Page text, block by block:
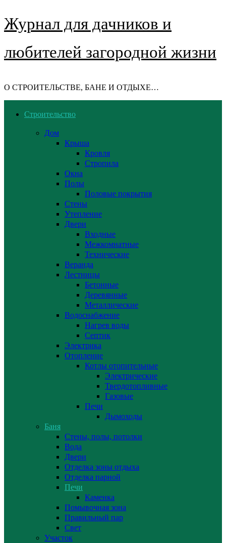
Журнал для дачников и
любителей загородной жизни
О СТРОИТЕЛЬСТВЕ, БАНЕ И ОТДЫХЕ…
Строительство
Дом
Крыша
Кровля
Стропила
Окна
Полы
Половые покрытия
Стены
Утепление
Двери
Входные
Межкомнатные
Технические
Веранда
Лестницы
Бетонные
Деревянные
Металлические
Водоснабжение
Нагрев воды
Септик
Электрика
Отопление
Котлы отопительные
Электрические
Твердотопливные
Газовые
Печи
Дымоходы
Баня
Стены, полы, потолки
Вода
Двери
Отделка зоны отдыха
Отделка парной
Печи
Каменка
Помывочная зона
Правильный пар
Свет
Участок